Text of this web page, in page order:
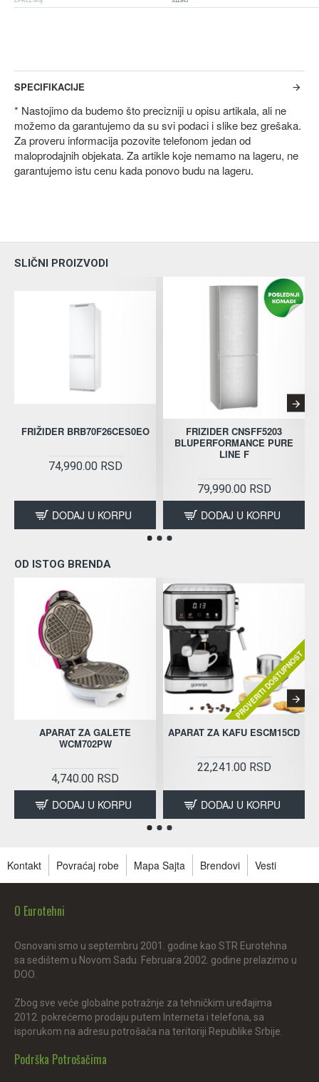
SPECIFIKACIJE
* Nastojimo da budemo što precizniji u opisu artikala, ali ne
možemo da garantujemo da su svi podaci i slike bez grešaka.
Za proveru informacija pozovite telefonom jedan od
maloprodajnih objekata. Za artikle koje nemamo na lageru, ne
garantujemo istu cenu kada ponovo budu na lageru.
SLIČNI PROIZVODI
FRIŽIDER BRB70F26CES0EO
74,990.00 RSD
DODAJ U KORPU
FRIZIDER CNSFF5203
BLUPERFORMANCE PURE
LINE F
79,990.00 RSD
DODAJ U KORPU
OD ISTOG BRENDA
APARAT ZA GALETE
WCM702PW
4,740.00 RSD
DODAJ U KORPU
PROVERITI DOSTUPNOST
APARAT ZA KAFU ESCM15CD
22,241.00 RSD
DODAJ U KORPU
Kontakt Povraćaj robe Mapa Sajta Brendovi Vesti
O Eurotehni
Osnovani smo u septembru 2001. godine kao STR Eurotehna
sa sedištem u Novom Sadu. Februara 2002. godine prelazimo u
DOO.
Zbog sve veće globalne potražnje za tehničkim uređajima
2012. pokrećemo prodaju putem Interneta i telefona, sa
isporukom na adresu potrošača na teritoriji Republike Srbije.
Podrška Potrošačima